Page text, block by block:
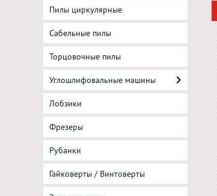
Пилы циркулярные
Сабельные пилы
Торцовочные пилы
Углошлифовальные машины
Лобзики
Фрезеры
Рубанки
Гайковерты / Винтоверты